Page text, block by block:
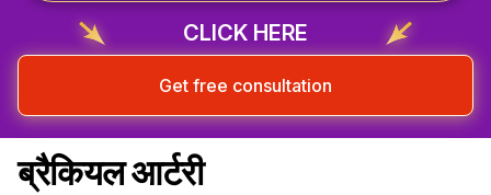
CLICK HERE
Get free consultation
ब्रैकियल आर्टरी